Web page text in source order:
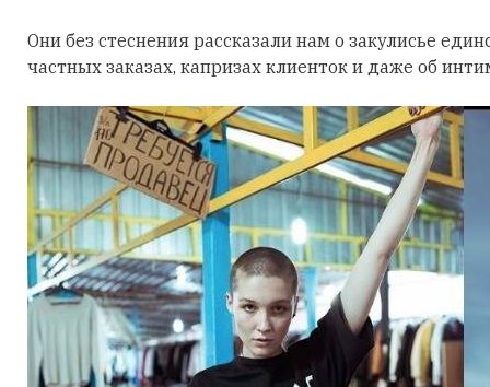
Они без стеснения рассказали нам о закулисье
частных заказах, капризах клиенток и даже об